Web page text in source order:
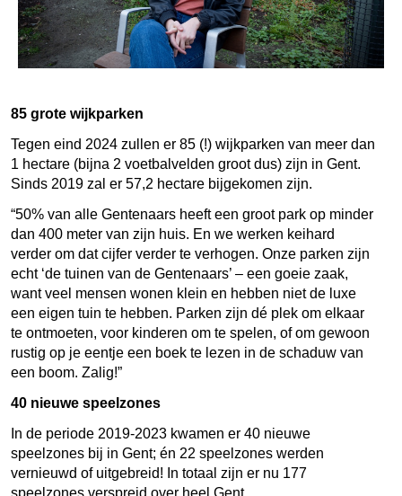
85 grote wijkparken
Tegen eind 2024 zullen er 85 (!) wijkparken van meer dan
1 hectare (bijna 2 voetbalvelden groot dus) zijn in Gent.
Sinds 2019 zal er 57,2 hectare bijgekomen zijn.
“50% van alle Gentenaars heeft een groot park op minder
dan 400 meter van zijn huis. En we werken keihard
verder om dat cijfer verder te verhogen. Onze parken zijn
echt ‘de tuinen van de Gentenaars’ – een goeie zaak,
want veel mensen wonen klein en hebben niet de luxe
een eigen tuin te hebben. Parken zijn dé plek om elkaar
te ontmoeten, voor kinderen om te spelen, of om gewoon
rustig op je eentje een boek te lezen in de schaduw van
een boom. Zalig!”
40 nieuwe speelzones
In de periode 2019-2023 kwamen er 40 nieuwe
speelzones bij in Gent; én 22 speelzones werden
vernieuwd of uitgebreid! In totaal zijn er nu 177
speelzones verspreid over heel Gent.